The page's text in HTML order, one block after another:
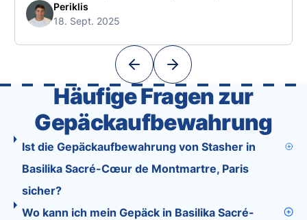
free. 🧭 What Makes the Tourist App Unique?
Unlike standard travel apps, Tourist combines
With Tourist, your trip planning becomes as
Periklis
18. Sept. 2025
Häufige Fragen zur
Gepäckaufbewahrung
Ist die Gepäckaufbewahrung von Stasher in
Basilika Sacré-Cœur de Montmartre, Paris
sicher?
Wo kann ich mein Gepäck in Basilika Sacré-